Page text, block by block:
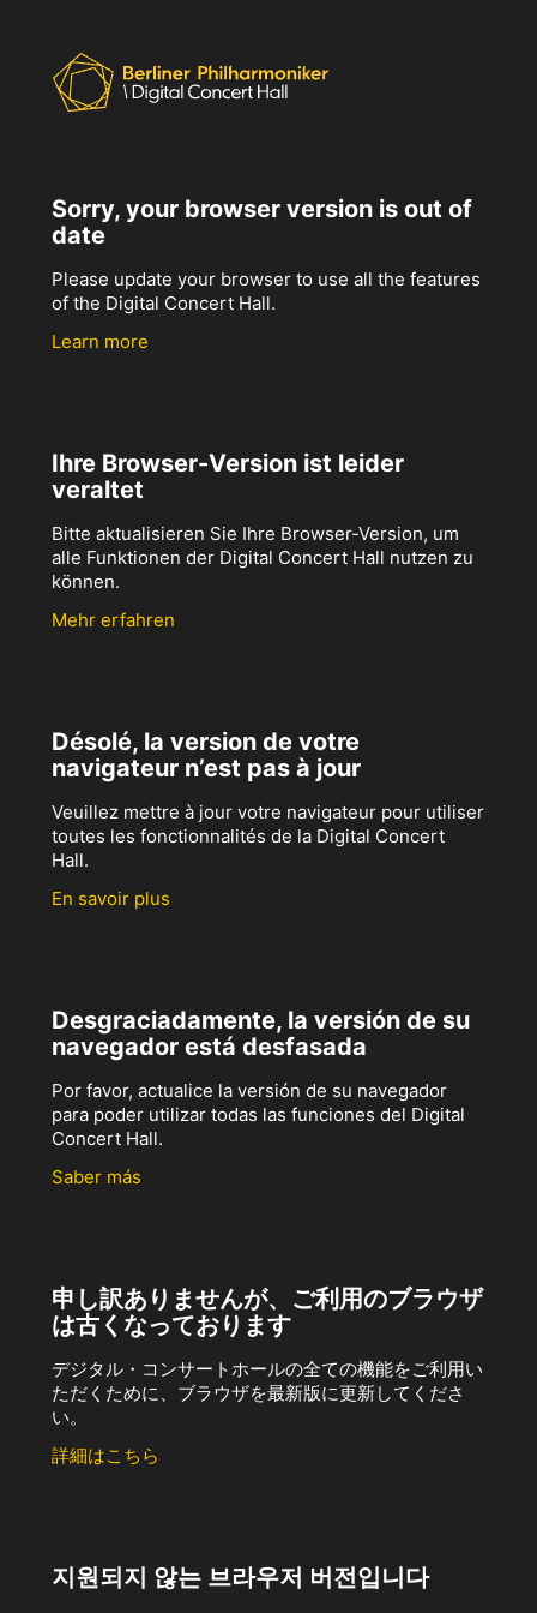
Sorry, your browser version is out of
date
Please update your browser to use all the features
of the Digital Concert Hall.
Learn more
Ihre Browser-Version ist leider
veraltet
Bitte aktualisieren Sie Ihre Browser-Version, um
alle Funktionen der Digital Concert Hall nutzen zu
können.
Mehr erfahren
Désolé, la version de votre
navigateur n’est pas à jour
Veuillez mettre à jour votre navigateur pour utiliser
toutes les fonctionnalités de la Digital Concert
Hall.
En savoir plus
Desgraciadamente, la versión de su
navegador está desfasada
Por favor, actualice la versión de su navegador
para poder utilizar todas las funciones del Digital
Concert Hall.
Saber más
申し訳ありませんが、ご利用のブラウザ
は古くなっております
デジタル・コンサートホールの全ての機能をご利用い
ただくために、ブラウザを最新版に更新してくださ
い。
詳細はこちら
지원되지 않는 브라우저 버전입니다